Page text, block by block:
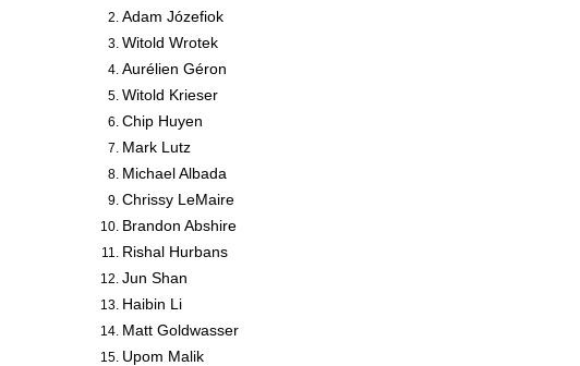
Adam Józefiok
Witold Wrotek
Aurélien Géron
Witold Krieser
Chip Huyen
Mark Lutz
Michael Albada
Chrissy LeMaire
Brandon Abshire
Rishal Hurbans
Jun Shan
Haibin Li
Matt Goldwasser
Upom Malik